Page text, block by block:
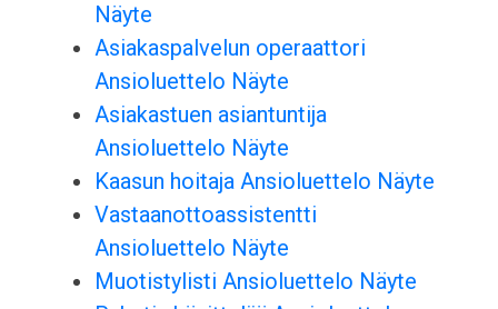
Näyte
Asiakaspalvelun operaattori
Ansioluettelo Näyte
Asiakastuen asiantuntija
Ansioluettelo Näyte
Kaasun hoitaja Ansioluettelo Näyte
Vastaanottoassistentti
Ansioluettelo Näyte
Muotistylisti Ansioluettelo Näyte